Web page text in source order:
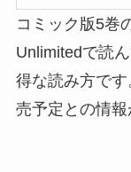
コミック版5巻
Unlimitedで読
得な読み方で
売予定との情報